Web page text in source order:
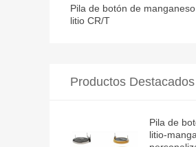
Pila de botón de
litio CR/T
Productos Destacados
Pila de
litio-